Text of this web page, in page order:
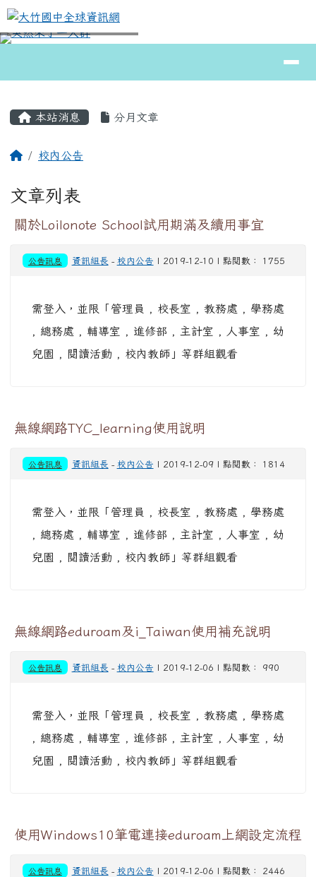
跳至主內容區
大竹國中全球資訊網
⏸
本站消息 分月文章
回首頁校內公告
文章列表
關於Loilonote School試用期滿及續用事宜
公告訊息 資訊組長 - 校內公告 | 2019-12-10 | 點閱數： 1755
需登入，並限「管理員 , 校長室 , 教務處 , 學務處
, 總務處 , 輔導室 , 進修部 , 主計室 , 人事室 , 幼
兒園 , 閱讀活動 , 校內教師」等群組觀看
無線網路TYC_learning使用說明
公告訊息 資訊組長 - 校內公告 | 2019-12-09 | 點閱數： 1814
需登入，並限「管理員 , 校長室 , 教務處 , 學務處
, 總務處 , 輔導室 , 進修部 , 主計室 , 人事室 , 幼
兒園 , 閱讀活動 , 校內教師」等群組觀看
無線網路eduroam及i_Taiwan使用補充說明
公告訊息 資訊組長 - 校內公告 | 2019-12-06 | 點閱數： 990
需登入，並限「管理員 , 校長室 , 教務處 , 學務處
, 總務處 , 輔導室 , 進修部 , 主計室 , 人事室 , 幼
兒園 , 閱讀活動 , 校內教師」等群組觀看
使用Windows10筆電連接eduroam上網設定流程
公告訊息 資訊組長 - 校內公告 | 2019-12-06 | 點閱數： 2446